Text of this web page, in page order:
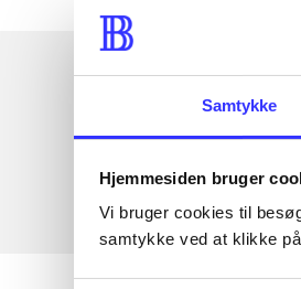
Samtykke
Hjemmesiden bruger
Vi bruger cookies til
samtykke ved at klikke